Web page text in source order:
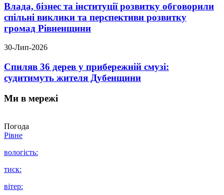
Влада, бізнес та інституції розвитку обговорили
спільні виклики та перспективи розвитку
громад Рівненщини
30-Лип-2026
Спиляв 36 дерев у прибережній смузі:
судитимуть жителя Дубенщини
Ми в мережі
Погода
Рівне
вологість:
тиск:
вітер: